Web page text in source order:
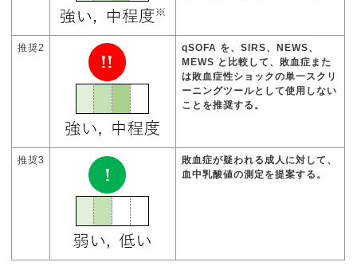
推奨2
qSOFA を、SIRS、NEWS、
MEWS と比較して、敗血症また
は敗血症性ショックの単一スクリ
ーニングツールとして使用しない
ことを推奨する。
推奨3
敗血症が疑われる成人に対して、
血中乳酸値の測定を提案する。